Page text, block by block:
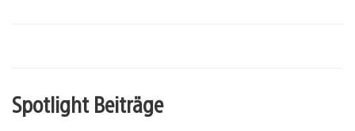
Spotlight Beiträge